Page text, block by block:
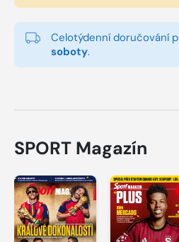
Celotýdenní doručování
soboty.
SPORT Magazín